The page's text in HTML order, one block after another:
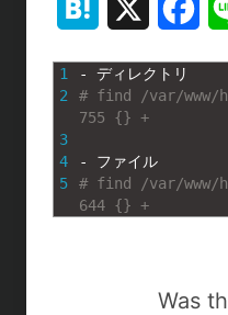
t
n
a
c
b
o
k
1
2
3
4
5
-
ディレクトリ
# find /var/www/
755 {} +
-
ファイル
# find /var/www/
644 {} +
Was